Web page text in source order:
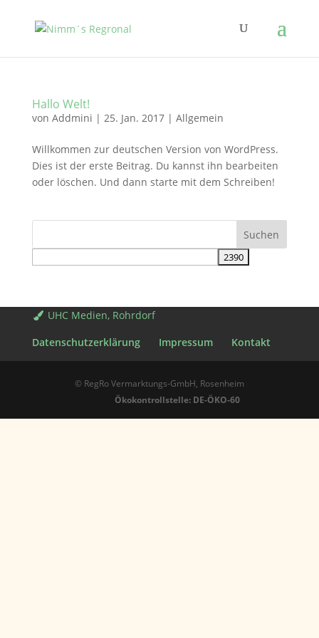
Hallo Welt!
von Addmini | 25. Jan. 2017| Allgemein
Willkommen zur deutschen Version von WordPress.
Dies ist der erste Beitrag. Du kannst ihn bearbeiten
oder löschen. Und dann starte mit dem Schreiben!
UHC Medien, Rohrdorf
Datenschutzerklärung
Impressum Kontakt
© RegRo Vermarktungs-GmbH, Rosenheim
Ökokontrollstelle: DE-ÖKO-60